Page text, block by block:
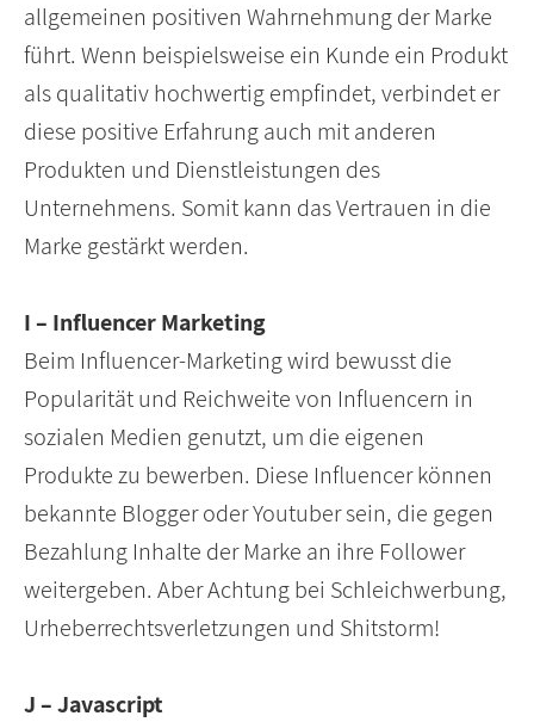
allgemeinen positiven Wahrnehmung der Marke
führt. Wenn beispielsweise ein Kunde ein Produkt
als qualitativ hochwertig empfindet, verbindet er
diese positive Erfahrung auch mit anderen
Produkten und Dienstleistungen des
Unternehmens. Somit kann das Vertrauen in die
Marke gestärkt werden.
I – Influencer Marketing
Beim Influencer-Marketing wird bewusst die
Popularität und Reichweite von Influencern in
sozialen Medien genutzt, um die eigenen
Produkte zu bewerben. Diese Influencer können
bekannte Blogger oder Youtuber sein, die gegen
Bezahlung Inhalte der Marke an ihre Follower
weitergeben. Aber Achtung bei Schleichwerbung,
Urheberrechtsverletzungen und Shitstorm!
J – Javascript